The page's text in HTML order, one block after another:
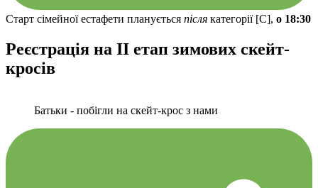
Старт сімейної естафети планується після категорії [C], о 18:30
Реєстрація на II етап зимових скейт-
кросів
Батьки - побігли на скейт-крос з нами